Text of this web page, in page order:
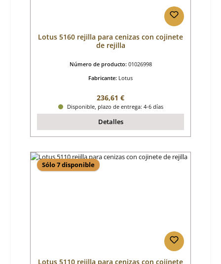
Lotus 5160 rejilla para cenizas con cojinete
de rejilla
Número de producto: 01026998
Fabricante: Lotus
Precio normal:
236,61 €
Disponible, plazo de entrega: 4-6 días
Detalles
Sólo 7 disponible
Lotus 5110 rejilla para cenizas con cojinete